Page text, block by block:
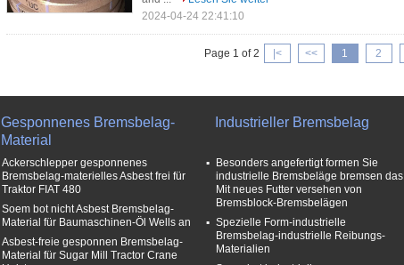
2024-04-24 22:41:10
Page 1 of 2 |< << 1 2
Gesponnenes Bremsbelag-
Material
Ackerschlepper gesponnenes
Bremsbelag-materielles Asbest frei für
Traktor FIAT 480
Soem bot nicht Asbest Bremsbelag-
Material für Baumaschinen-Öl Wells an
Asbest-freie gesponnen Bremsbelag-
Material für Sugar Mill Tractor Crane
Industrieller Bremsbelag
Besonders angefertigt formen Sie
industrielle Bremsbeläge bremsen das
Mit neues Futter versehen von
Bremsblock-Bremsbelägen
Spezielle Form-industrielle
Bremsbelag-industrielle Reibungs-
Materialien